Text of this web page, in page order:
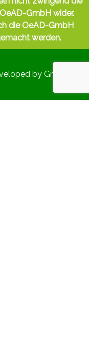
GmbH wider.
die OeAD-GmbH
werden.
by Gryd